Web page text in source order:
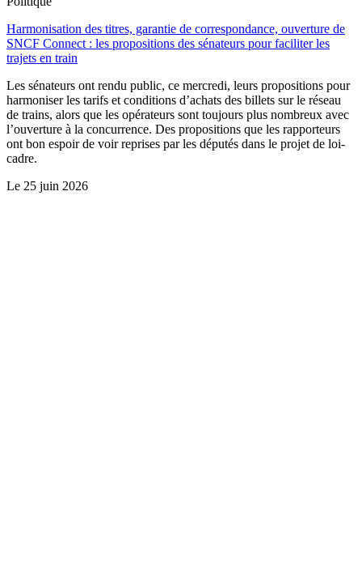
Harmonisation des titres, garantie de correspondance, ouverture de
SNCF Connect : les propositions des sénateurs pour faciliter les
trajets en train
Les sénateurs ont rendu public, ce mercredi, leurs propositions pour
harmoniser les tarifs et conditions d’achats des billets sur le réseau
de trains, alors que les opérateurs sont toujours plus nombreux avec
l’ouverture à la concurrence. Des propositions que les rapporteurs
ont bon espoir de voir reprises par les députés dans le projet de loi-
cadre.
Le 25 juin 2026